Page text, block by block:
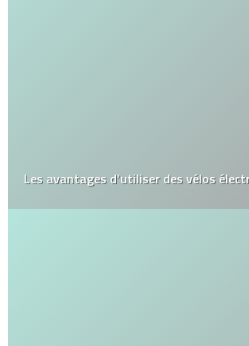
Les avantages d’utiliser des vélos